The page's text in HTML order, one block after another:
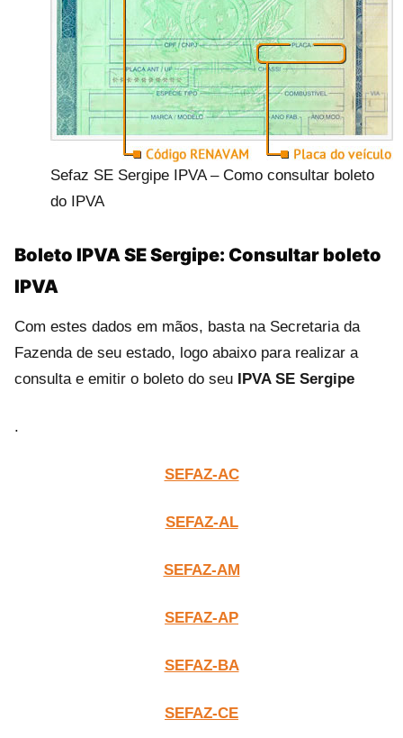
Sefaz SE Sergipe IPVA – Como consultar boleto
do IPVA
Boleto IPVA SE Sergipe: Consultar boleto
IPVA
Com estes dados em mãos, basta na Secretaria da
Fazenda de seu estado, logo abaixo para realizar a
consulta e emitir o boleto do seu
IPVA SE Sergipe
.
SEFAZ-AC
SEFAZ-AL
SEFAZ-AM
SEFAZ-AP
SEFAZ-BA
SEFAZ-CE